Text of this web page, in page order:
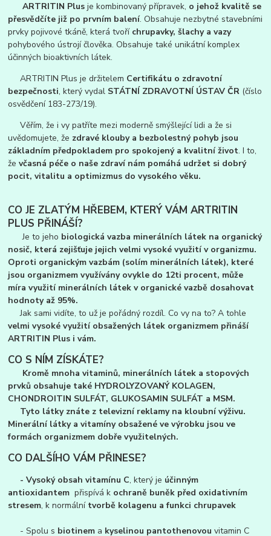
ARTRITIN Plus je kombinovaný přípravek, o jehož kvalitě se
přesvědčíte již po prvním balení. Obsahuje nezbytné stavebními
prvky pojivové tkáně, která tvoří chrupavky, šlachy a vazy
pohybového ústrojí člověka. Obsahuje také unikátní komplex
účinných bioaktivních látek.
ARTRITIN Plus je držitelem Certifikátu o zdravotní
bezpečnosti, který vydal STÁTNÍ ZDRAVOTNÍ ÚSTAV ČR (číslo
osvědčení 183-273/19).
Věřím, že i vy patříte mezi moderně smýšlející lidi a že si
uvědomujete, že zdravé klouby a bezbolestný pohyb jsou
základním předpokladem pro spokojený a kvalitní život. I to,
že včasná péče o naše zdraví nám pomáhá udržet si dobrý
pocit, vitalitu a optimizmus do vysokého věku.
CO JE ZLATÝM HŘEBEM, KTERÝ VÁM ARTRITIN
PLUS PŘINÁŠÍ?
Je to jeho biologická vazba minerálních látek na organický
nosič, která zejišťuje jejich velmi vysoké využití v organizmu.
Oproti organickým vazbám (solím minerálních látek), které
jsou organizmem využívány ovykle do 12ti procent, může
míra využití minerálních látek v organické vazbě dosahovat
hodnoty až 95%.
Jak sami vidíte, to už je pořádný rozdíl. Co vy na to? A tohle
velmi vysoké využití obsažených látek organizmem přináší
ARTRITIN Plus i vám.
CO S NÍM ZÍSKÁTE?
Kromě mnoha vitaminů, minerálních látek a stopových
prvků obsahuje také HYDROLYZOVANÝ KOLAGEN,
CHONDROITIN SULFÁT, GLUKOSAMIN SULFÁT a MSM.
Tyto látky znáte z televizní reklamy na kloubní výživu.
Minerální látky a vitamíny obsažené ve výrobku jsou ve
formách organizmem dobře využitelných.
CO DALŠÍHO VÁM PŘINESE?
-Vysoký obsah vitamínu C, který je účinným
antioxidantem přispívá k ochraně buněk před oxidativním
stresem, k normální tvorbě kolagenu a funkci chrupavek
- Spolu s biotinem a kyselinou pantothenovou vitamin C